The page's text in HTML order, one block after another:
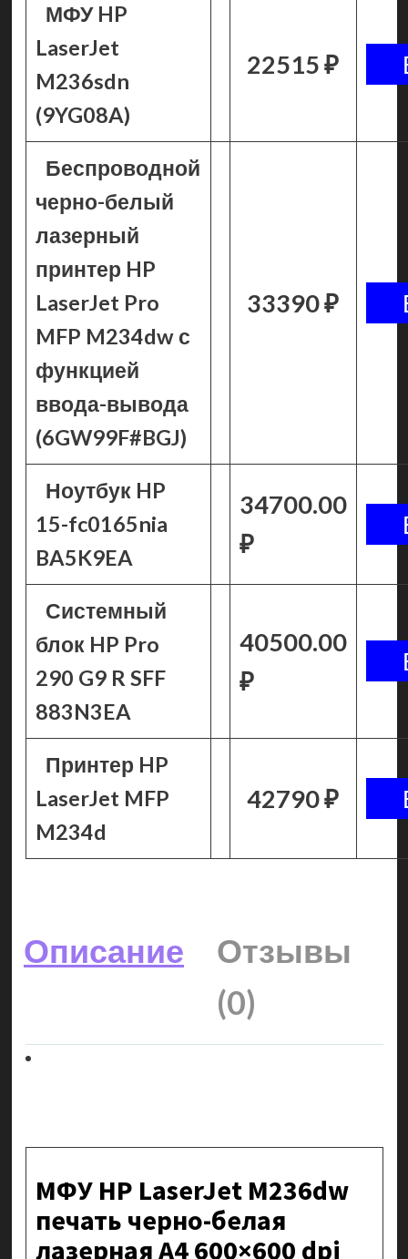
МФУ HP
LaserJet
M236sdn
(9YG08A)
22515 ₽
Беспроводной
черно-белый
лазерный
принтер HP
LaserJet Pro
MFP M234dw с
функцией
ввода-вывода
(6GW99F#BGJ)
33390 ₽
Ноутбук HP
15-fc0165nia
BA5K9EA
34700.00
₽
Системный
блок HP Pro
290 G9 R SFF
883N3EA
40500.00
₽
Принтер HP
LaserJet MFP
M234d
42790 ₽
Описание
Отзывы
(0)
МФУ HP LaserJet M236dw
печать черно-белая
лазерная A4 600×600 dpi